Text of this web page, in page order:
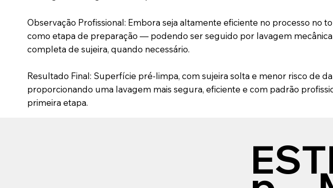
Observação Profissional: Embora seja altamente eficiente no processo no
como etapa de preparação — podendo ser seguido por lavagem
completa de sujeira, quando necessário.
Resultado Final: Superfície pré-limpa, com sujeira solta e menor risco de
proporcionando uma lavagem mais segura, eficiente e com padrão
primeira etapa.